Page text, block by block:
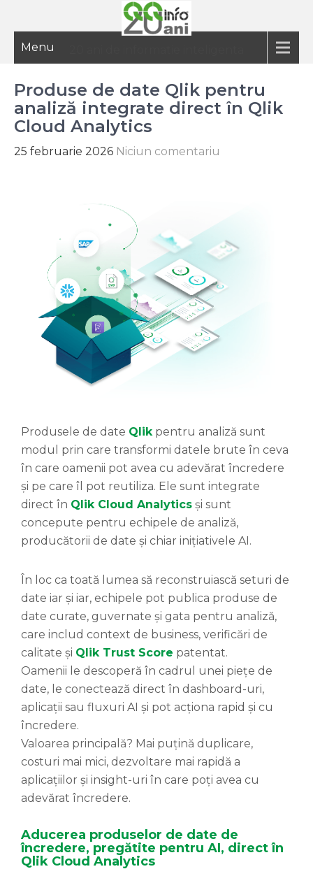
Menu
Produse de date Qlik pentru
analiză integrate direct în Qlik
Cloud Analytics
25 februarie 2026 Niciun comentariu
Produsele de date Qlik pentru analiză sunt
modul prin care transformi datele brute în ceva
în care oamenii pot avea cu adevărat încredere
și pe care îl pot reutiliza. Ele sunt integrate
direct în Qlik Cloud Analytics și sunt
concepute pentru echipele de analiză,
producătorii de date și chiar inițiativele AI.
În loc ca toată lumea să reconstruiască seturi de
date iar și iar, echipele pot publica produse de
date curate, guvernate și gata pentru analiză,
care includ context de business, verificări de
calitate și Qlik Trust Score patentat.
Oamenii le descoperă în cadrul unei piețe de
date, le conectează direct în dashboard-uri,
aplicații sau fluxuri AI și pot acționa rapid și cu
încredere.
Valoarea principală? Mai puțină duplicare,
costuri mai mici, dezvoltare mai rapidă a
aplicațiilor și insight-uri în care poți avea cu
adevărat încredere.
Aducerea produselor de date de
încredere, pregătite pentru AI, direct în
Qlik Cloud Analytics